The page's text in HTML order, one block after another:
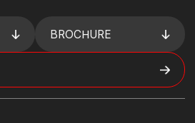
BROCHURE